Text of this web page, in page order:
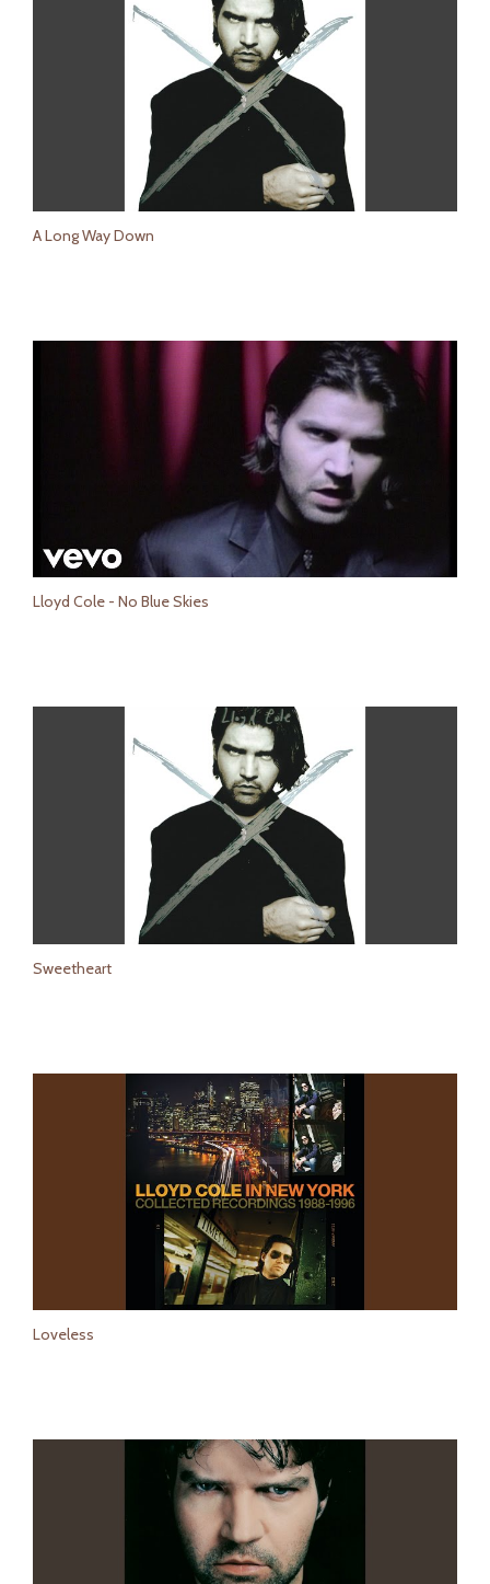
A Long Way Down
Lloyd Cole - No Blue Skies
Sweetheart
Loveless